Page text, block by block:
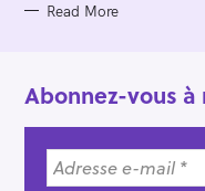
Read More
Abonnez-vous à